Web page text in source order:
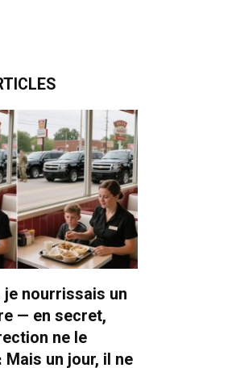
je nourrissais un
— en secret,
ne le
Mais un jour, il ne